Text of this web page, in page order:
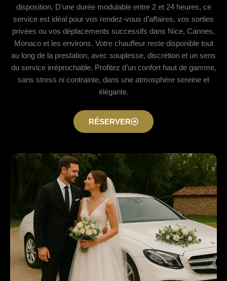
disposition. D’une durée modulable entre 2 et 24 heures, ce
service est idéal pour vos rendez-vous d’affaires, vos sorties
privées ou vos déplacements successifs dans Nice, Cannes,
Monaco et les environs. Votre chauffeur reste disponible tout
au long de la prestation, avec souplesse, discrétion et un sens
du service irréprochable. Profitez d’un confort haut de gamme,
sans stress ni contrainte, dans une atmosphère sereine et
élégante.
RÉSERVER